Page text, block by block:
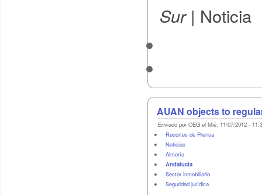
Sur | Noticia
AUAN objects to
Enviado por OEG el Mié, 11/07/2012 -
Recortes de Prensa
Noticias
Almería
Andalucía
Sector inmobiliario
Seguridad jurídica